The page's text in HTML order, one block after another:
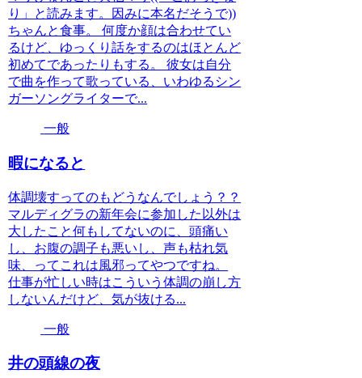
り」と読みます。因みに本名だそうで))
ちゃんと食事。 何度か顔は合わせてい
るけど、ゆっくり話をするのはほとんど
初めてであったりもする。 彼女は自分
で曲を作って歌っている、いわゆるシン
ガーソングライターで...
一般
暇になると
体調壊すってのもどうなんでしょう？？
マルディグラの新年会に参加した以外は
大したこと何もしてないのに、頭痛い
し、お腹の調子も悪いし、声も枯れ気
味、ってこれは風邪ってやつですね。
仕事が忙しい時はこういう体調の崩し方
しないんだけど、気が抜ける...
一般
井の頭線の夜